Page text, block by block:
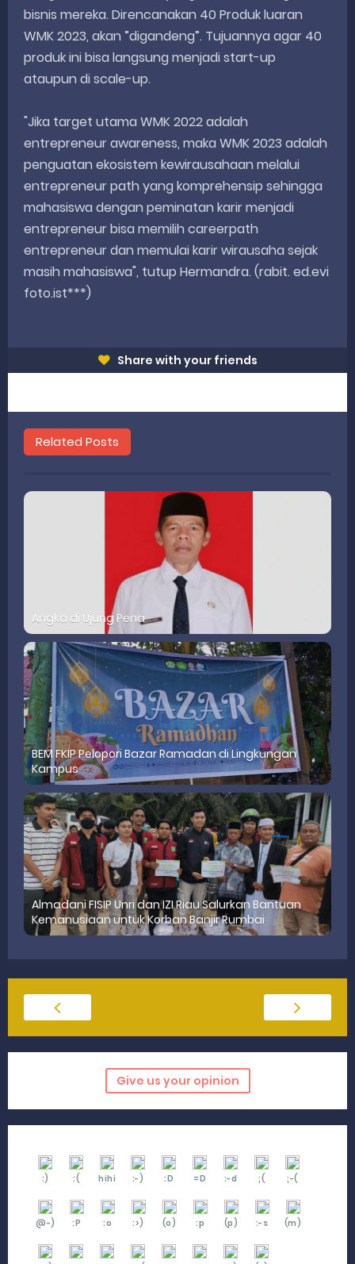
bisnis mereka. Direncanakan 40 Produk luaran
WMK 2023, akan ”digandeng”. Tujuannya agar 40
produk ini bisa langsung menjadi start-up
ataupun di scale-up.
"Jika target utama WMK 2022 adalah
entrepreneur awareness, maka WMK 2023 adalah
penguatan ekosistem kewirausahaan melalui
entrepreneur path yang komprehensip sehingga
mahasiswa dengan peminatan karir menjadi
entrepreneur bisa memilih careerpath
entrepreneur dan memulai karir wirausaha sejak
masih mahasiswa", tutup Hermandra. (rabit. ed.evi
foto.ist***)
Share with your friends
Related Posts
Angka di Ujung Pena
BEM FKIP Pelopori Bazar Ramadan di Lingkungan
Kampus
Almadani FISIP Unri dan IZI Riau Salurkan Bantuan
Kemanusiaan untuk Korban Banjir Rumbai
Give us your opinion
:) :( hihi :-) :D =D :-d ;( ;-(
@-) :P :o :>) (o) :p (p) :-s (m)